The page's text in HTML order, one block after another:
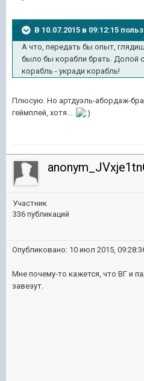
В 10.07.2015 в 09:12:15
А что, передать бы опыт,
было бы корабли брать. Долой
корабль - укради корабль!
Плюсую. Но артдуэль-абордаж-
геймплей, хотя....
Участник
336 публикаций
Опубликовано: 10 июл 2015,
Мне почему-то кажется, что ВГ и
завезут.